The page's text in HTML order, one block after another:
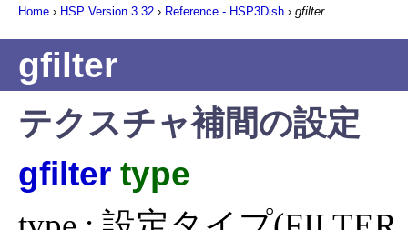
Home › HSP Version 3.32 › Reference - HSP3Dish › gfilter
gfilter
テクスチャ補間の設定
gfilter type